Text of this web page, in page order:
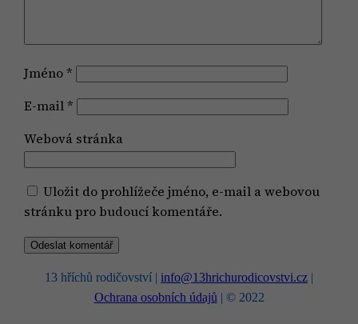
Jméno*
E-mail*
Webová stránka
Uložit do prohlížeče jméno, e-mail a webovou
stránku pro budoucí komentáře.
13 hříchů rodičovství | info@13hrichurodicovstvi.cz |
Ochrana osobních údajů | © 2022